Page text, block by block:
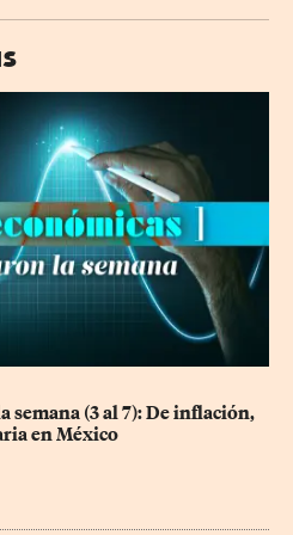
semana (3 al 7): De inflación,
en México